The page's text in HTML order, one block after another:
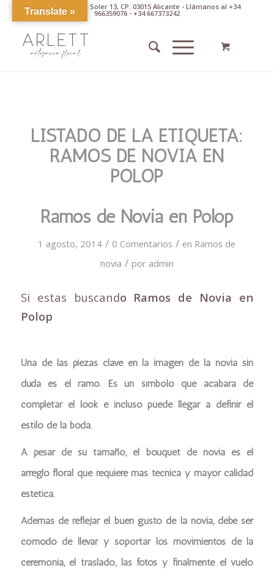
Av. Pintor Xavier Soler 13, CP. 03015 Alicante - Llámanos al +34
966359076 - +34 667373242
LISTADO DE LA ETIQUETA:
RAMOS DE NOVIA EN
POLOP
Ramos de Novia en Polop
1 agosto, 2014 / 0 Comentarios / en Ramos de
novia / por admin
Si estas buscando Ramos de Novia en
Polop
Una de las piezas clave en la imagen de la novia sin
duda es el ramo. Es un símbolo que acabará de
completar el look e incluso puede llegar a definir el
estilo de la boda.
A pesar de su tamaño, el bouquet de novia es el
arreglo floral que requiere más técnica y mayor calidad
estética.
Además de reflejar el buen gusto de la novia, debe ser
cómodo de llevar y soportar los movimientos de la
ceremonia, el traslado, las fotos y finalmente el vuelo
Translate »